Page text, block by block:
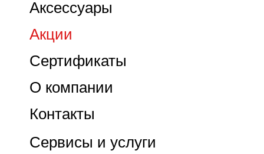
Контакты
О компании
Сертификаты
Акции
Аксессуары
Сервисы и услуги